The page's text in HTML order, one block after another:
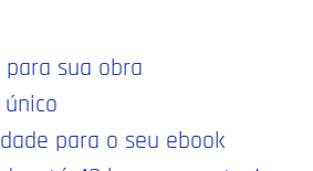
para sua obra
para o seu ebook